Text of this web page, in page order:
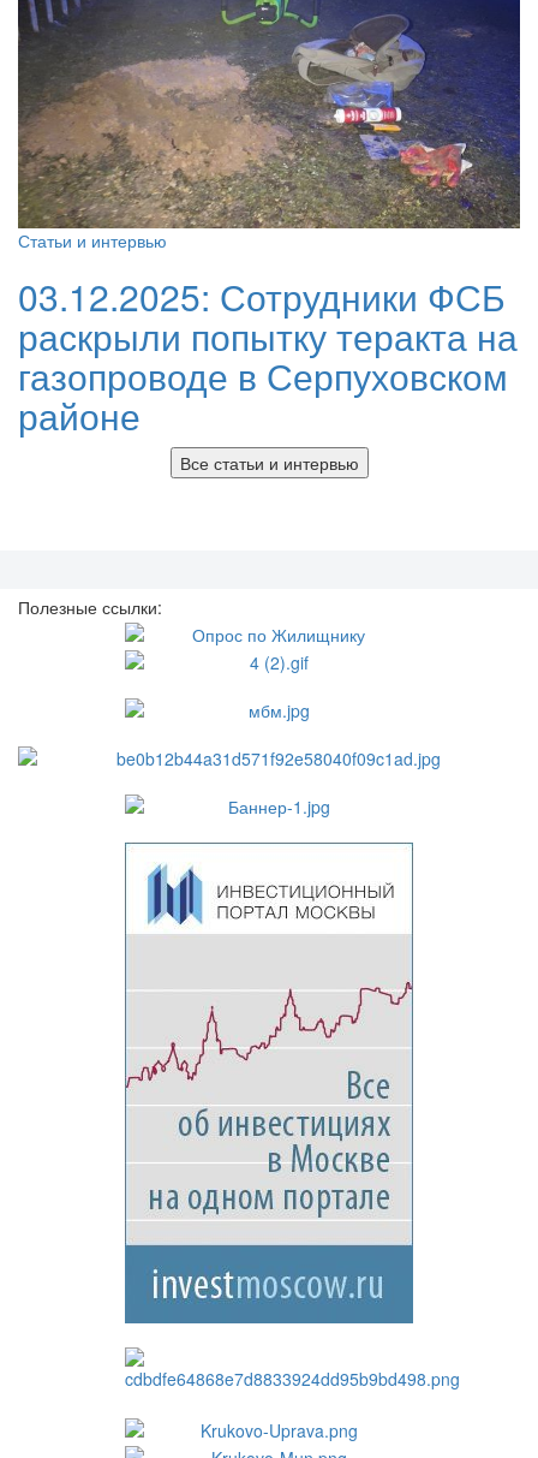
Статьи и интервью
03.12.2025: Сотрудники ФСБ
раскрыли попытку теракта на
газопроводе в Серпуховском
районе
Все статьи и интервью
Полезные ссылки: